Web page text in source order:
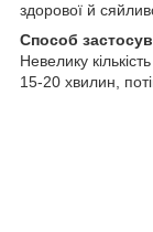
здорової й
Cпособ
Невелику
15-20 хвилин,